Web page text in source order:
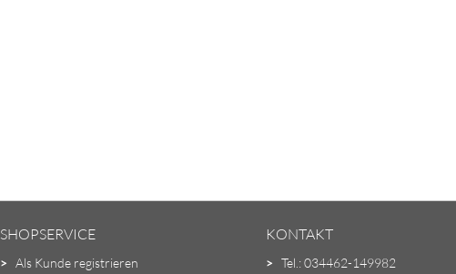
SHOPSERVICE
> Als Kunde registrieren
KONTAKT
> Tel.: 034462-149982